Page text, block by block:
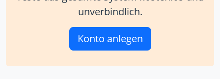
unverbindlich.
Konto anlegen